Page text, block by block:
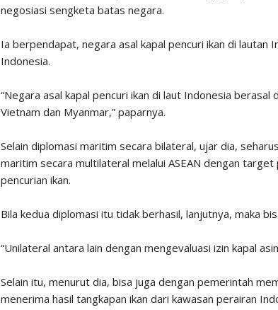
negosiasi sengketa batas negara.
Ia berpendapat, negara asal kapal pencuri ikan di
Indonesia.
“Negara asal kapal pencuri ikan di laut Indonesia berasal
Vietnam dan Myanmar,” paparnya.
Selain diplomasi maritim secara bilateral, ujar dia,
maritim secara multilateral melalui ASEAN dengan
pencurian ikan.
Bila kedua diplomasi itu tidak berhasil, lanjutnya, maka
“Unilateral antara lain dengan mengevaluasi izin kapal
Selain itu, menurut dia, bisa juga dengan pemerintah
menerima hasil tangkapan ikan dari kawasan perairan